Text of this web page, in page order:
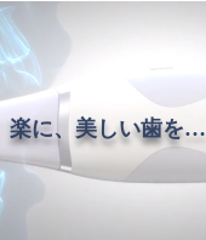
楽に、美しい歯を…